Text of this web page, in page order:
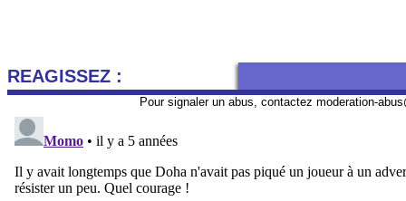
REAGISSEZ :
Pour signaler un abus, contactez moderation-